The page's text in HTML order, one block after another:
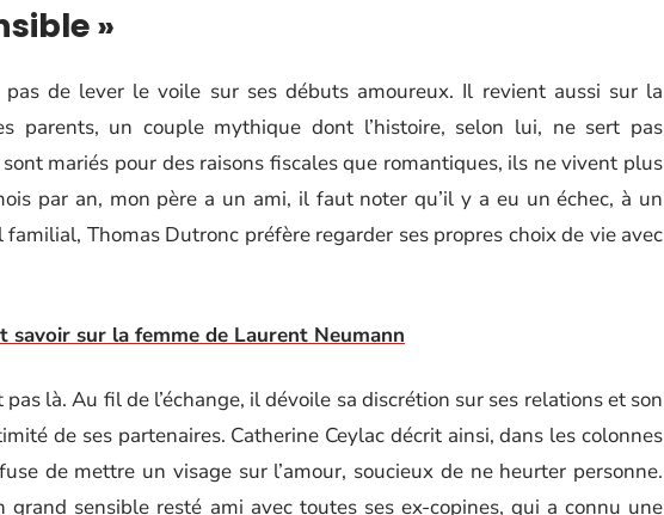
»
de lever le voile sur ses débuts amoureux. Il revient aussi sur la
parents, un couple mythique dont l’histoire, selon lui, ne sert pas
mariés pour des raisons fiscales que romantiques, ils ne vivent plus
par an, mon père a un ami, il faut noter qu’il y a eu un échec, à un
familial, Thomas Dutronc préfère regarder ses propres choix de vie avec
savoir sur la femme de Laurent Neumann
pas là. Au fil de l’échange, il dévoile sa discrétion sur ses relations et son
de ses partenaires. Catherine Ceylac décrit ainsi, dans les colonnes
de mettre un visage sur l’amour, soucieux de ne heurter personne.
grand sensible resté ami avec toutes ses ex-copines, qui a connu une